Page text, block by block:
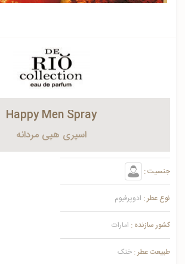
Happy Men Spray
اسپری هپی مردانه
جنسیت :
نوع عطر : ادوپرفیوم
کشور سازنده : امارات
طبیعت عطر : خنک